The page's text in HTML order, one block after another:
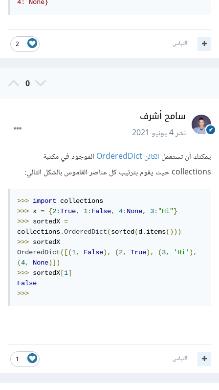
4: None}
2 اقتباس
0
سامح أشرف
نشر4 يونيو 2021
يمكنك أن تستعمل الكائن OrderedDict
الموجود في مكتبة
collections حيث يقوم بترتيب كل عناصر القاموس بالشكل التالي:
>>> import
>>> x = {2:True, 1:False, 4:None, 3:"Hi"}
>>> sortedX =
collections.OrderedDict(sorted(d.items()))
>>>
OrderedDict([(1, False), (2, True), (3, 'Hi'),
(4, None)])
>>> sortedX [1]
False
>>>
1 اقتباس